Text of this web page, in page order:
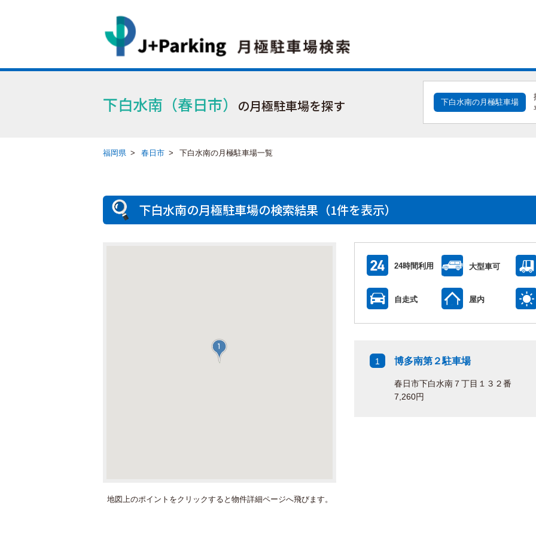
下白水南（春日市） の月極駐車場を探す 下白水南の月極駐車場
福岡県 > 春日市 > 下白水南の月極駐車場一覧
下白水南の月極駐車場の検索結果（1件を表示）
地図上のポイントをクリックすると 物件詳細ページへ飛びます。
24時間利用 大型車可
自走式 屋内
1 博多南第２駐車場
春日市下白水南７丁目１３２番
7,260円